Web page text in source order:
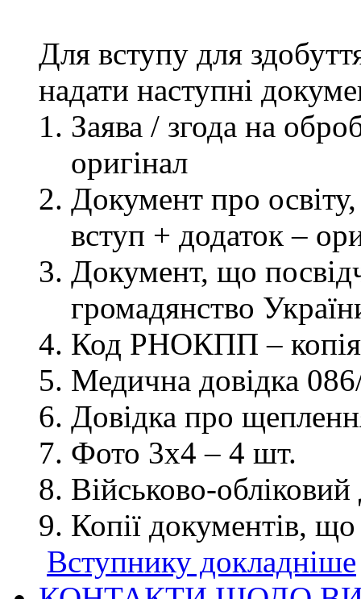
Для вступу для
надати наступні
Заява / згода на
оригінал
Документ про освіту,
вступ + додаток –
Документ, що
громадянство
Код РНОКПП – копія
Медична довідка
Довідка про
Фото 3х4 – 4 шт.
Військово-
Копії документів,
Вступнику докладніше